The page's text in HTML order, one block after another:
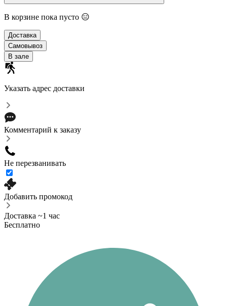
В корзине пока пусто 😑
Доставка
Самовывоз
В зале
Указать адрес доставки
Комментарий к заказу
Не перезванивать
Добавить промокод
Доставка ~1 час
Бесплатно